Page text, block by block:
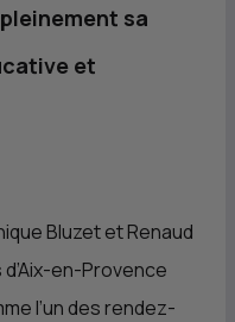
sa
et
Bluzet et Renaud
en-Provence
l’un des rendez-